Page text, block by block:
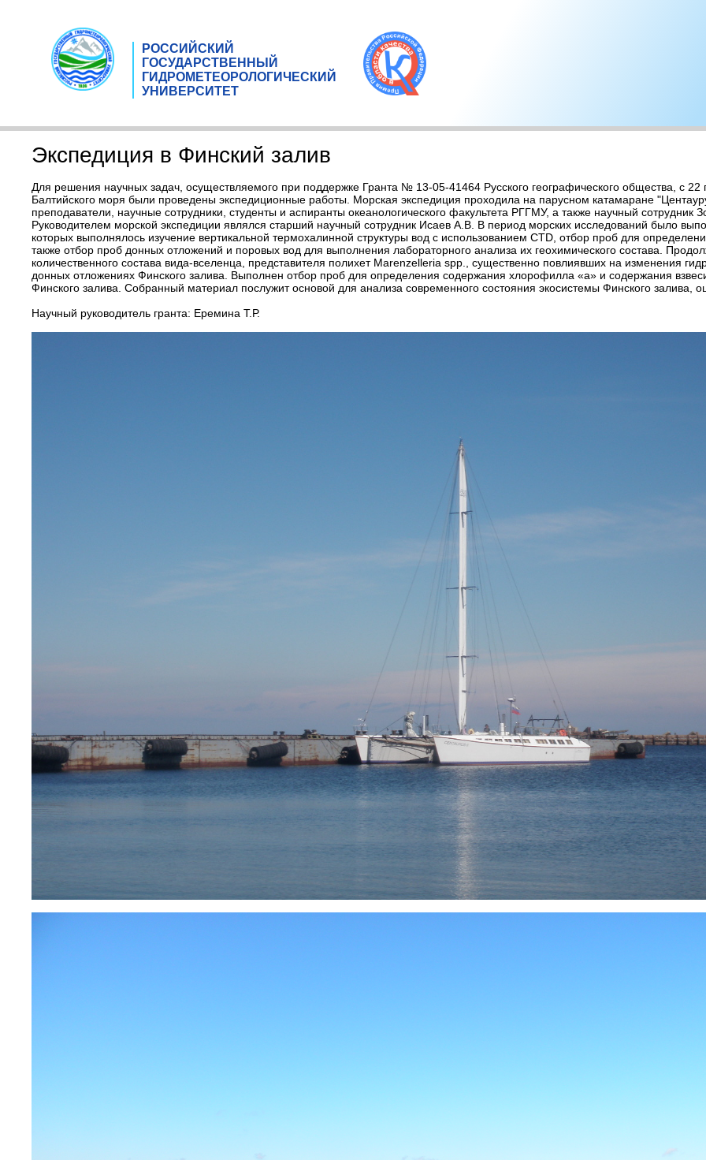
РОССИЙСКИЙ
ГОСУДАРСТВЕННЫЙ
ГИДРОМЕТЕОРОЛОГИЧЕСКИЙ
УНИВЕРСИТЕТ
Экспедиция в Финский залив
Для решения научных задач, осуществляемого при поддержке Гранта № 13-05-41464 Русского географического общества, с
Балтийского моря были проведены экспедиционные работы. Морская экспедиция проходила на парусном катамаране
преподаватели, научные сотрудники, студенты и аспиранты океанологического факультета РГГМУ, а также научный сотрудник
Руководителем морской экспедиции являлся старший научный сотрудник Исаев А.В. В период морских исследований было
которых выполнялось изучение вертикальной термохалинной структуры вод с использованием CTD, отбор проб для
также отбор проб донных отложений и поровых вод для выполнения лабораторного анализа их геохимического состава.
количественного состава вида-вселенца, представителя полихет Marenzelleria spp., существенно повлиявших на изменения
донных отложениях Финского залива. Выполнен отбор проб для определения содержания хлорофилла «а» и содержания
Финского залива. Собранный материал послужит основой для анализа современного состояния экосистемы Финского залива,
Научный руководитель гранта: Еремина Т.Р.